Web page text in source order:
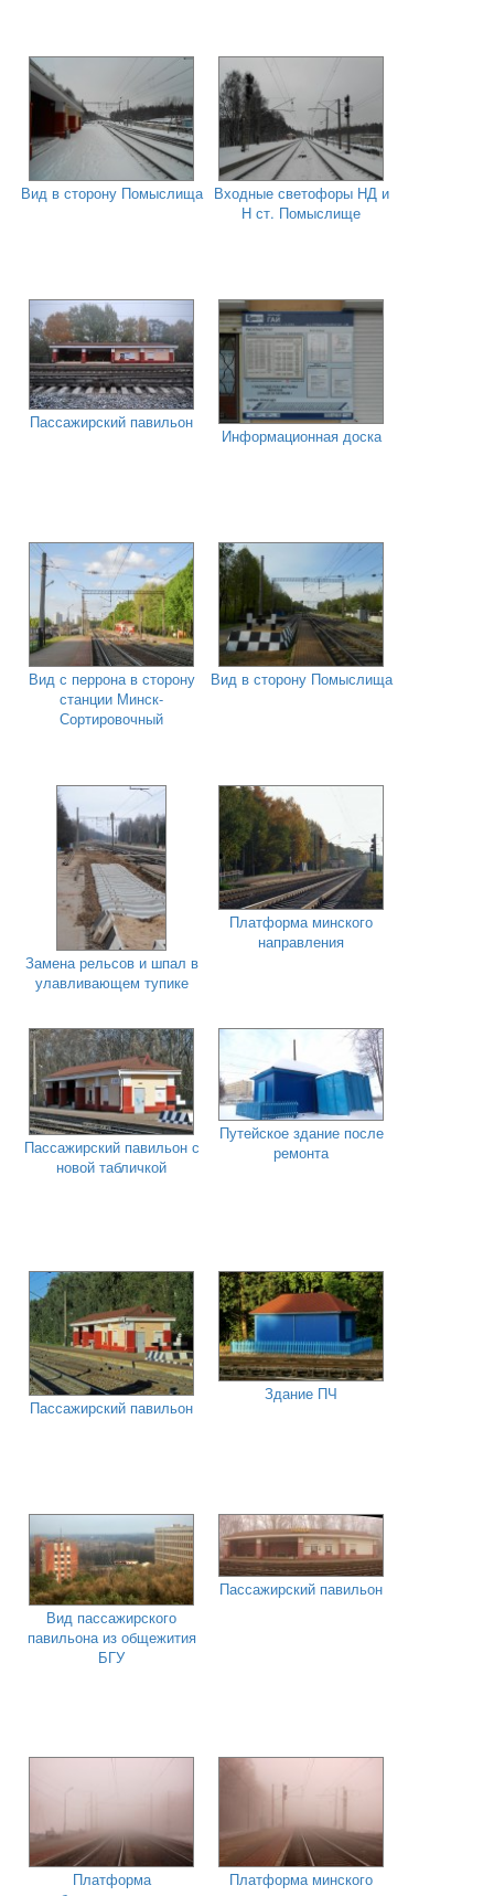
Вид в сторону Помыслища
Входные светофоры НД и
Н ст. Помыслище
Пассажирский павильон
Информационная доска
Вид с перрона в сторону
станции Минск-
Сортировочный
Вид в сторону Помыслища
Замена рельсов и шпал в
улавливающем тупике
Платформа минского
направления
Пассажирский павильон с
новой табличкой
Путейское здание после
ремонта
Пассажирский павильон
Здание ПЧ
Вид пассажирского
павильона из общежития
БГУ
Пассажирский павильон
Платформа
Платформа минского